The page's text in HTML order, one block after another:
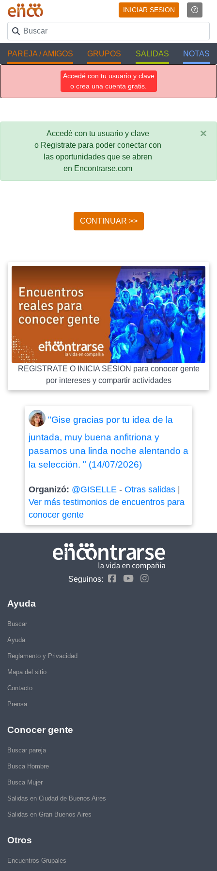
INICIAR SESION
PAREJA / AMIGOS GRUPOS SALIDAS NOTAS
Accedé con tu usuario y clave
o crea una cuenta gratis.
Accedé con tu usuario y clave
o Registrate para poder conectar con
las oportunidades que se abren
en Encontrarse.com
×
CONTINUAR >>
REGISTRATE O INICIA SESION para conocer gente
por intereses y compartir actividades
"Gise gracias por tu idea de la
juntada, muy buena anfitriona y
pasamos una linda noche alentando a
la selección. " (14/07/2026)
Organizó: @GISELLE- Otras salidas|
Ver más testimonios de encuentros para
conocer gente
Seguinos:
Ayuda
Buscar
Ayuda
Reglamento y Privacidad
Mapa del sitio
Contacto
Prensa
Conocer gente
Buscar pareja
Busca Hombre
Busca Mujer
Salidas en Ciudad de Buenos Aires
Salidas en Gran Buenos Aires
Otros
Encuentros Grupales